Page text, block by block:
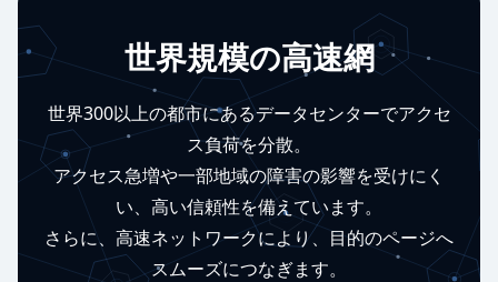
世界規模の高速網
世界300以上の都市にあるデータセンターでアクセ
ス負荷を分散。
アクセス急増や一部地域の障害の影響を受けにく
い、高い信頼性を備えています。
さらに、高速ネットワークにより、目的のページへ
スムーズにつなぎます。